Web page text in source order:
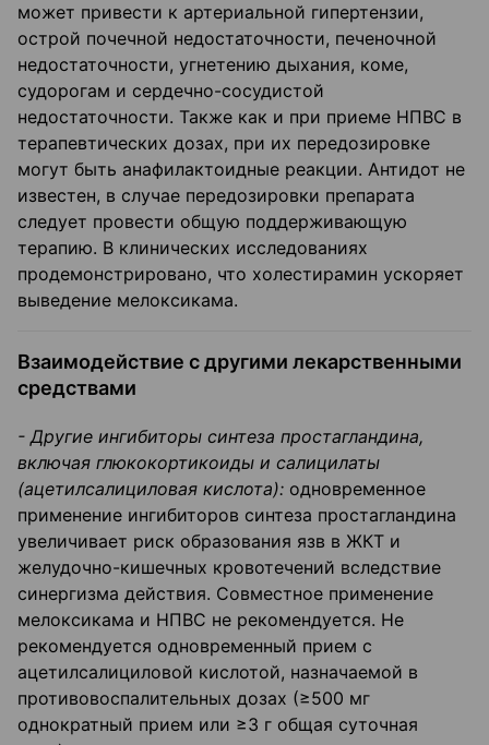
может привести к артериальной гипертензии,
острой почечной недостаточности, печеночной
недостаточности, угнетению дыхания, коме,
судорогам и сердечно-сосудистой
недостаточности. Также как и при приеме НПВС в
терапевтических дозах, при их передозировке
могут быть анафилактоидные реакции. Антидот не
известен, в случае передозировки препарата
следует провести общую поддерживающую
терапию. В клинических исследованиях
продемонстрировано, что холестирамин ускоряет
выведение мелоксикама.
Взаимодействие с другими лекарственными
средствами
- Другие ингибиторы синтеза простагландина,
включая глюкокортикоиды и салицилаты
(ацетилсалициловая кислота): одновременное
применение ингибиторов синтеза простагландина
увеличивает риск образования язв в ЖКТ и
желудочно-кишечных кровотечений вследствие
синергизма действия. Совместное применение
мелоксикама и НПВС не рекомендуется. Не
рекомендуется одновременный прием с
ацетилсалициловой кислотой, назначаемой в
противовоспалительных дозах (≥500 мг
однократный прием или ≥3 г общая суточная